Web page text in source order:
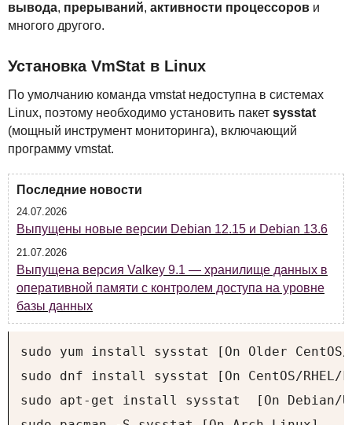
вывода, прерываний, активности процессоров и
многого другого.
Установка VmStat в Linux
По умолчанию команда vmstat недоступна в системах
Linux, поэтому необходимо установить пакет sysstat
(мощный инструмент мониторинга), включающий
программу vmstat.
Последние новости
24.07.2026
Выпущены новые версии Debian 12.15 и Debian 13.6
21.07.2026
Выпущена версия Valkey 9.1 — хранилище данных в
оперативной памяти с контролем доступа на уровне
базы данных
sudo yum install sysstat [On Older CentOS/
sudo dnf install sysstat [On CentOS/RHEL/
sudo apt-get install sysstat  [On Debian/